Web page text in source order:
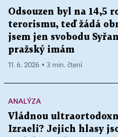
Odsouzen byl na 14,5
terorismu, teď žádá
jsem jen svobodu
pražský imám
11. 6. 2026 ▪ 3 min. čtení
ANALÝZA
Vládnou
Izraeli? Jejich hlasy